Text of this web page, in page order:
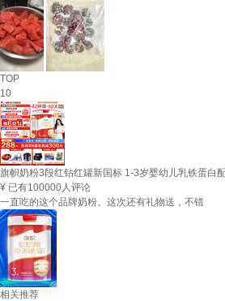
TOP
10
旗帜奶粉3段红钻红罐新国标 1-3岁婴幼儿乳铁蛋白
¥ 已有100000人评论
一直吃的这个品牌奶粉。这次还有礼物送，不错
相关推荐